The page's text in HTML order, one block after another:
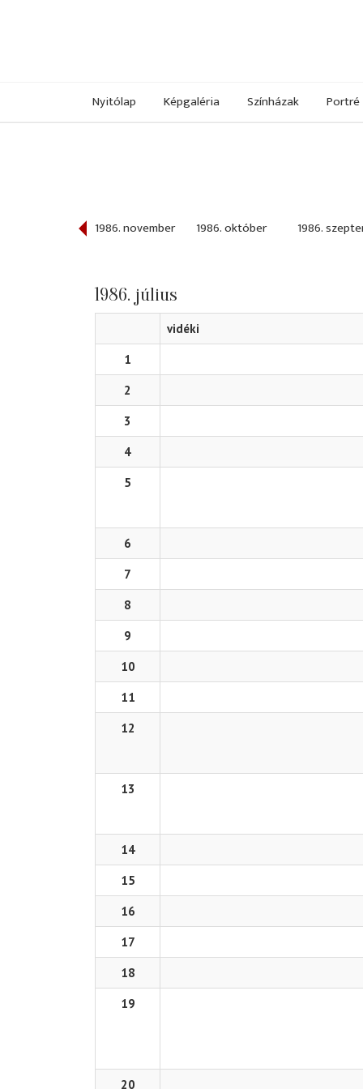
Nyitólap Képgaléria Színházak Portré
1986. november 1986. október 1986.
1986. július
vidéki
1
2
3
4
5
6
7
8
9
10
11
12
13
14
15
16
17
18
19
20